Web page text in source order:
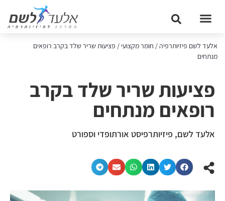
אלעד לשם פיזיותרפיה/ חומר מקצועי / פציעות שריר שלד בקרב רופאים
מנתחים
פציעות שריר שלד בקרב
רופאים מנתחים
אלעד לשם, פיזיותרפיסט אורתופדי וספורט